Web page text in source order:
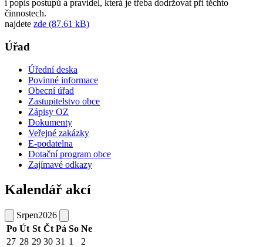
i popis postupů a pravidel, která je třeba dodržovat při těchto
činnostech.
najdete zde (87.61 kB)
Úřad
Úřední deska
Povinné informace
Obecní úřad
Zastupitelstvo obce
Zápisy OZ
Dokumenty
Veřejné zakázky
E-podatelna
Dotační program obce
Zajímavé odkazy
Kalendář akcí
Srpen2026
Po Út St Čt Pá So Ne
27 28 29 30 31 1
2